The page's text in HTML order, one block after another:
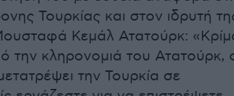
Τουρκίας και στον ιδρυτή
Κεμάλ Ατατούρκ:
την κληρονομιά του Ατατούρκ,
την Τουρκία σε